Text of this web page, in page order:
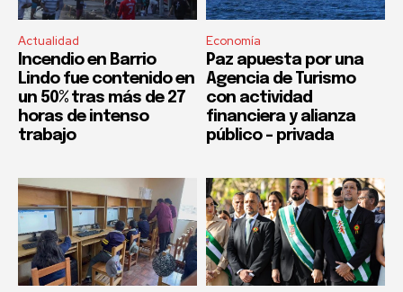
Actualidad
Incendio en Barrio
Lindo fue contenido en
un 50% tras más de 27
horas de intenso
trabajo
Economía
Paz apuesta por una
Agencia de Turismo
con actividad
financiera y alianza
público – privada